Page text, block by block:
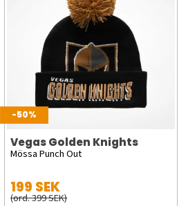
-50%
Vegas Golden Knights
Mössa Punch Out
199 SEK
(ord. 399 SEK)